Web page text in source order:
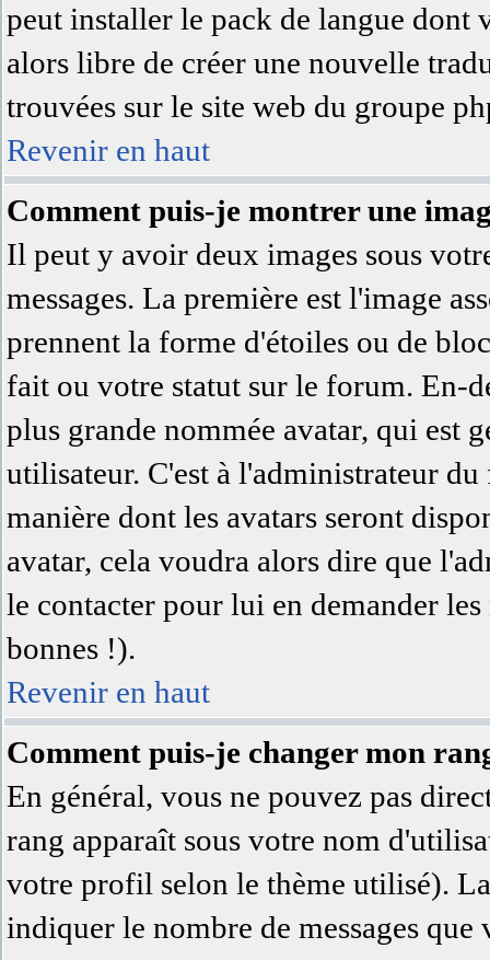
peut installer le pack de langue dont
alors libre de créer une nouvelle
trouvées sur le site web du groupe
Revenir en haut
Comment puis-je montrer une
Il peut y avoir deux images sous
messages. La première est l'image
prennent la forme d'étoiles ou de
fait ou votre statut sur le forum. En-
plus grande nommée avatar, qui est
utilisateur. C'est à l'administrateur
manière dont les avatars seront
avatar, cela voudra alors dire que
le contacter pour lui en demander
bonnes !).
Revenir en haut
Comment puis-je changer mon
En général, vous ne pouvez pas
rang apparaît sous votre nom
votre profil selon le thème utilisé).
indiquer le nombre de messages